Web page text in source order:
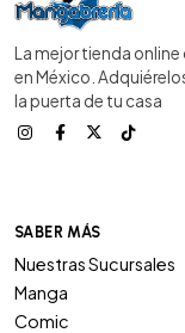
La mejor tienda
en México.
la puerta de tu casa
SABER MÁS
Nuestras Sucursales
Manga
Comic